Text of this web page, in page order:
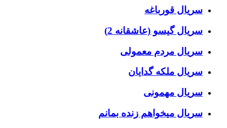
سریال قورباغه
سریال گیسو (عاشقانه 2)
سریال مردم معمولی
سریال ملکه گدایان
سریال مهمونی
سریال میخواهم زنده بمانم